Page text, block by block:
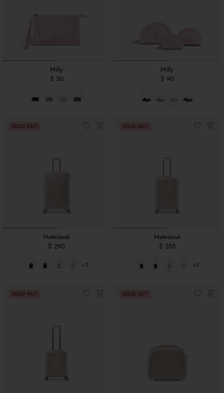
Milly
$ 50
Milly
$ 90
Matelassé
$ 290
+2
Matelassé
$ 255
+2